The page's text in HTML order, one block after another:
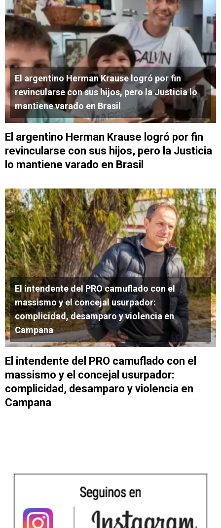
El argentino Herman Krause logró por fin
revincularse con sus hijos, pero la Justicia lo
mantiene varado en Brasil
El argentino Herman Krause logró por fin
revincularse con sus hijos, pero la Justicia
lo mantiene varado en Brasil
El intendente del PRO camuflado con el
massismo y el concejal usurpador:
complicidad, desamparo y violencia en
Campana
El intendente del PRO camuflado con el
massismo y el concejal usurpador:
complicidad, desamparo y violencia en
Campana